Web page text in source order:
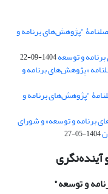
"پژوهش‌های برنامه و
و توسعه1404-09-22
«پژوهش‌های برنامه و
"پژوهش‌های برنامه و
و توسعه» و شورای
1404-05-27
و توسعه"